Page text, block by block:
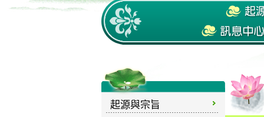
起源與宗旨